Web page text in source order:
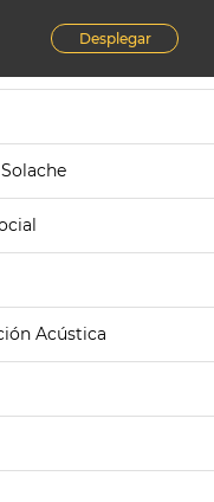
Desplegar
Acústica